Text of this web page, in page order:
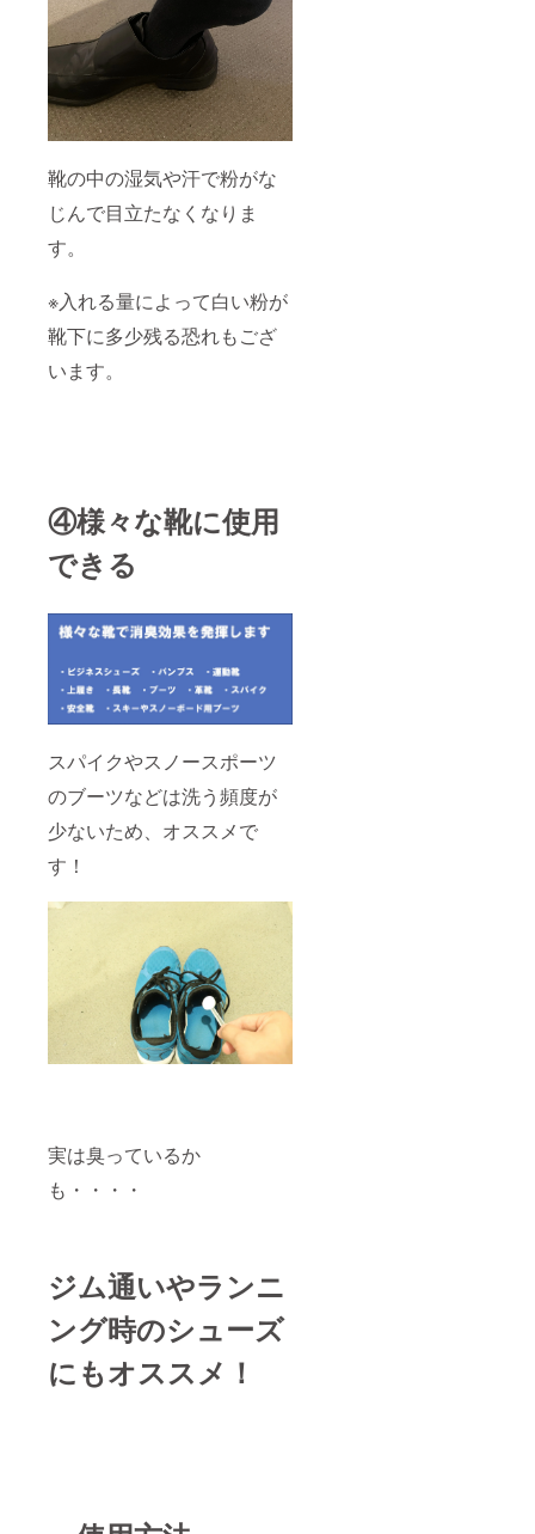
靴の中の湿気や汗で粉がな
じんで目立たなくなりま
す。
※入れる量によって白い粉が
靴下に多少残る恐れもござ
います。
④様々な靴に使用
できる
スパイクやスノースポーツ
のブーツなどは洗う頻度が
少ないため、オススメで
す！
実は臭っているか
も・・・・
ジム通いやランニ
ング時のシューズ
にもオススメ！